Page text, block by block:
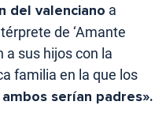
del valenciano a
de ‘Amante
a sus hijos con la
familia en la que los
serían padres».